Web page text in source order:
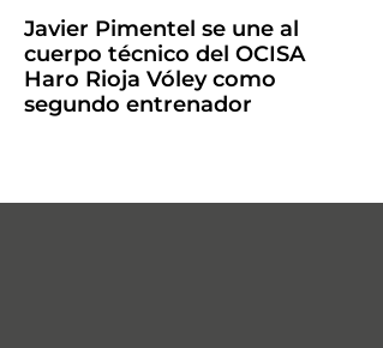
Javier Pimentel se une al
cuerpo técnico del OCISA
Haro Rioja Vóley como
segundo entrenador